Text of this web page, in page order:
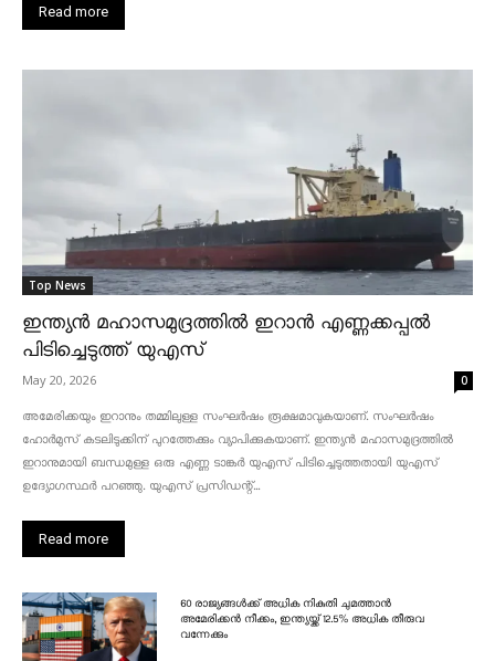
Read more
Top News
ഇന്ത്യൻ മഹാസമുദ്രത്തിൽ ഇറാൻ എണ്ണക്കപ്പൽ
പിടിച്ചെടുത്ത് യുഎസ്
May 20, 2026 0
അമേരിക്കയും ഇറാനും തമ്മിലുള്ള സംഘർഷം രൂക്ഷമാവുകയാണ്. സംഘർഷം
ഹോർമുസ് കടലിടുക്കിന് പുറത്തേക്കും വ്യാപിക്കുകയാണ്. ഇന്ത്യൻ മഹാസമുദ്രത്തിൽ
ഇറാനുമായി ബന്ധമുള്ള ഒരു എണ്ണ ടാങ്കർ യുഎസ് പിടിച്ചെടുത്തതായി യുഎസ്
ഉദ്യോഗസ്ഥർ പറഞ്ഞു. യുഎസ് പ്രസിഡന്റ്...
Read more
60 രാജ്യങ്ങൾക്ക് അധിക നികുതി ചുമത്താൻ
അമേരിക്കൻ നീക്കം, ഇന്ത്യയ്ക്ക് 12.5% അധിക തീരുവ
വന്നേക്കും